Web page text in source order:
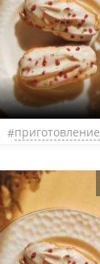
приготовление